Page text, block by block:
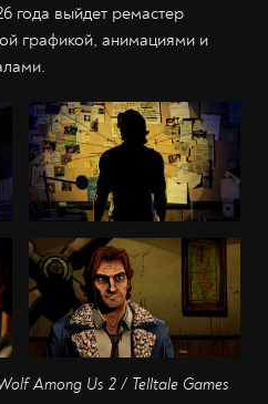
года выйдет ремастер
графикой, анимациями и
Among Us 2 / Telltale Games